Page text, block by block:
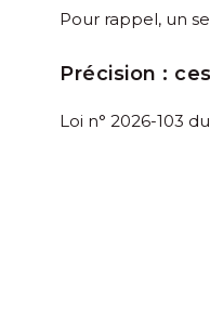
Pour rappel, un
Précision :
Loi n° 2026-103